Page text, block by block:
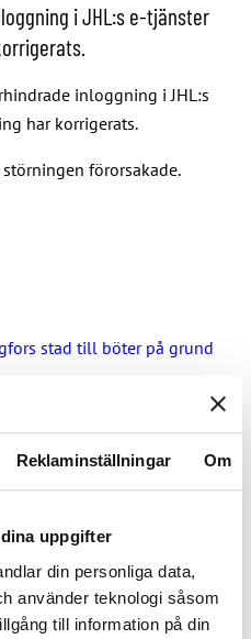
Reklaminställningar Om
uppgifter
din personliga data,
använder teknologi såsom
till information på din
i JHL:s e-tjänster
inloggning i JHL:s
har korrigerats.
förorsakade.
stad till böter på grund
och KT:s
under drönarhot
i VÄLKA bilaga 7 skjuts